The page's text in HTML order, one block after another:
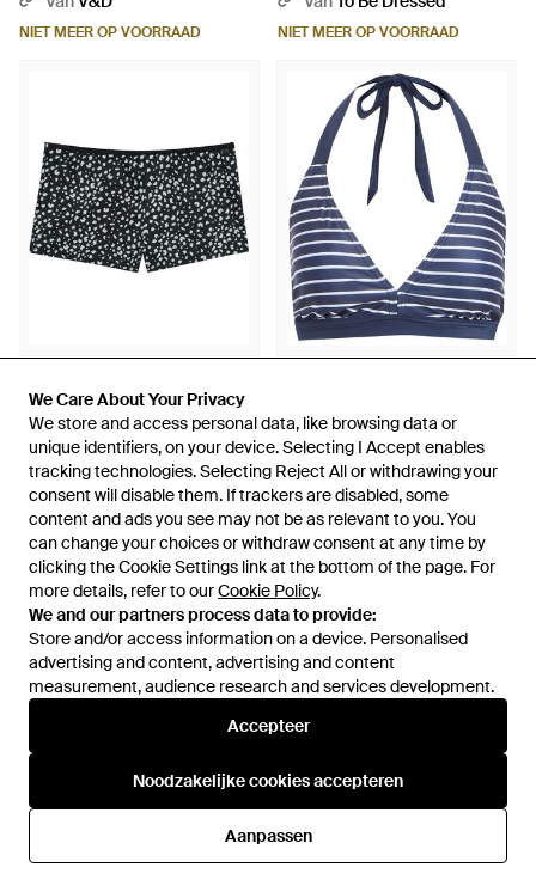
We Care About Your Privacy
We store and access personal data, like browsing data or
unique identifiers, on your device. Selecting I Accept enables
tracking technologies. Selecting Reject All or withdrawing your
consent will disable them. If trackers are disabled, some
content and ads you see may not be as relevant to you. You
can change your choices or withdraw consent at any time by
clicking the Cookie Settings link at the bottom of the page. For
more details, refer to ourCookie Policy.
We and our partners process data to provide:
Store and/or access information on a device. Personalised
advertising and content, advertising and content
measurement, audience research and services development.
Accepteer
Noodzakelijke cookies accepteren
Aanpassen
We Care About Your Privacy
We store and access personal data, like browsing data or
unique identifiers, on your device. Selecting I Accept enables
tracking technologies. Selecting Reject All or withdrawing your
consent will disable them. If trackers are disabled, some
content and ads you see may not be as relevant to you. You
can change your choices or withdraw consent at any time by
clicking the Cookie Settings link at the bottom of the page. For
more details, refer to ourCookie Policy.
We and our partners process data to provide:
Store and/or access information on a device. Personalised
advertising and content, advertising and content
measurement, audience research and services development.
Accepteer
Noodzakelijke cookies accepteren
Aanpassen
NIET MEER OP VOORRAAD NIET MEER OP VOORRAAD
Regatta
Aceana Polka Dot Bikinibroekje
(zwart/wit)
VanV&D
NIET MEER OP VOORRAAD
Flavia Streep Bikinitop (marine /
Wit) - Blauw
Van V&D
NIET MEER OP VOORRAAD